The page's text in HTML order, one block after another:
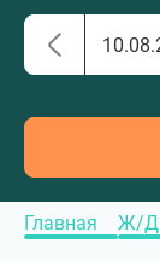
Главная Ж/Д